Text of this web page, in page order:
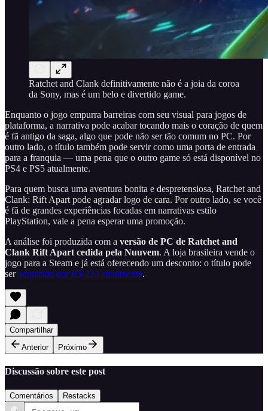
Ratchet and Clank definitivamente não é a joia da coroa
da Sony, mas é um belo e divertido game.
Enquanto o jogo empurra barreiras com seu visual para jogos de
plataforma, a narrativa pode acabar tocando mais o coração de quem
é fã antigo da saga, algo que pode não ser tão comum no PC. Por
outro lado, o título também pode servir como uma porta de entrada
para a franquia — uma pena que o outro game só está disponível no
PS4 e PS5 atualmente.
Para quem busca uma aventura bonita e despretensiosa, Ratchet and
Clank: Rift Apart pode agradar logo de cara. Por outro lado, se você
é fã de grandes experiências focadas em narrativas estilo
PlayStation, vale a pena esperar uma promoção.
A análise foi produzida com a versão de PC de Ratchet and
Clank Rift Apart cedida pela Nuuvem. A loja brasileira vende o
jogo para a Steam e já está oferecendo um desconto: o título pode
seradquirido por R$ 224 atualmente.
Compartilhar
Anterior
Próximo
Discussão sobre este post
Comentários Restacks